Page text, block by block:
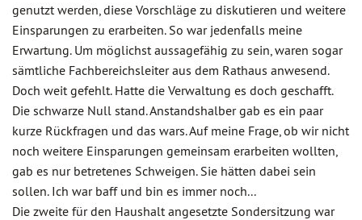
genutzt werden, diese Vorschläge zu diskutieren und weitere
Einsparungen zu erarbeiten. So war jedenfalls meine
Erwartung. Um möglichst aussagefähig zu sein, waren sogar
sämtliche Fachbereichsleiter aus dem Rathaus anwesend.
Doch weit gefehlt. Hatte die Verwaltung es doch geschafft.
Die schwarze Null stand. Anstandshalber gab es ein paar
kurze Rückfragen und das wars. Auf meine Frage, ob wir nicht
noch weitere Einsparungen gemeinsam erarbeiten wollten,
gab es nur betretenes Schweigen. Sie hätten dabei sein
sollen. Ich war baff und bin es immer noch...
Die zweite für den Haushalt angesetzte Sondersitzung war